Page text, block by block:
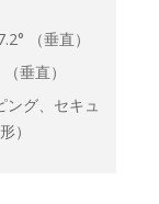
（垂直）
垂直）
グ、セキュ
）